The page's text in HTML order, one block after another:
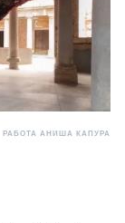
РАБОТА АНИША КАПУРА